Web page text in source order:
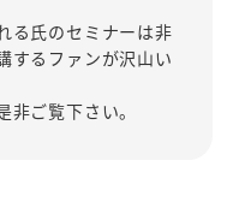
る氏のセミナーは非
するファンが沢山い
ご覧下さい。